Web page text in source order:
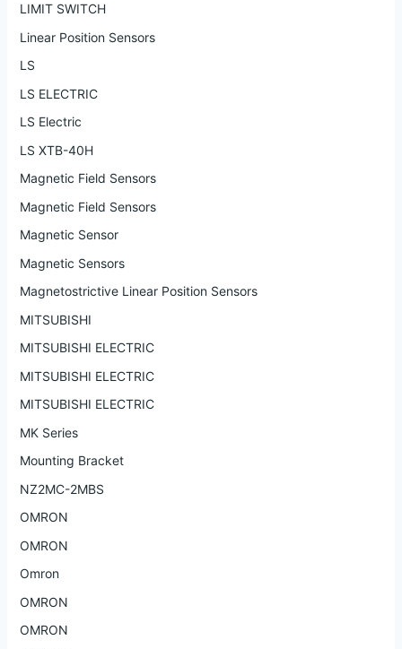
LIMIT SWITCH
Linear Position Sensors
LS
LS ELECTRIC
LS Electric
LS XTB-40H
Magnetic Field Sensors
Magnetic Field Sensors
Magnetic Sensor
Magnetic Sensors
Magnetostrictive Linear Position Sensors
MITSUBISHI
MITSUBISHI ELECTRIC
MITSUBISHI ELECTRIC
MITSUBISHI ELECTRIC
MK Series
Mounting Bracket
NZ2MC-2MBS
OMRON
OMRON
Omron
OMRON
OMRON